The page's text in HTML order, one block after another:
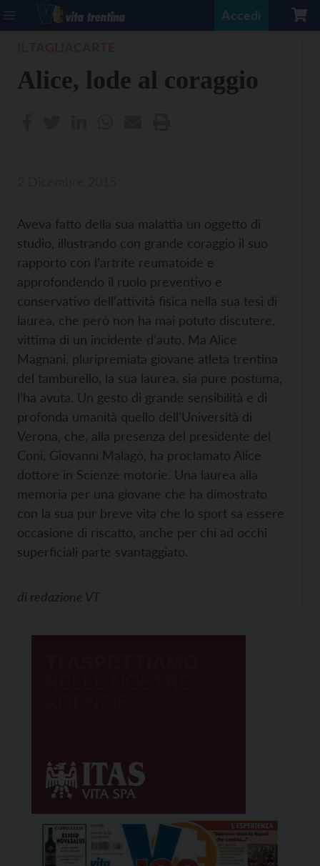
Accedi
Alice, lode al coraggio
Aveva fatto della sua malattia un oggetto di
studio, illustrando con grande coraggio il suo
rapporto con l’artrite reumatoide e
approfondendo il ruolo preventivo e
conservativo dell’attività fisica nella sua tesi di
laurea, che però non ha mai potuto discutere,
vittima di un incidente d’auto. Ma Alice
Magnani, pluripremiata giovane atleta trentina
del tamburello, la sua laurea, sia pure postuma,
l’ha avuta. Un gesto di grande sensibilità e di
profonda umanità quello dell’Università di
Verona, che, alla presenza del presidente del
Coni, Giovanni Malagò, ha proclamato Alice
dottore in Scienze motorie. Una laurea alla
memoria per una giovane che ha dimostrato
con la sua pur breve vita che lo sport sa essere
occasione di riscatto, anche per chi ad occhi
superficiali parte svantaggiato.
di redazione VT